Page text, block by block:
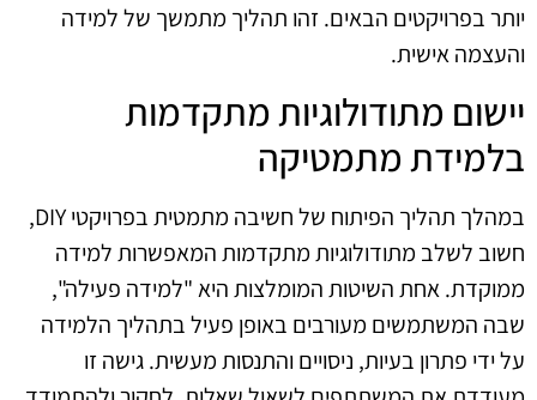
יותר בפרויקטים הבאים. זהו תהליך מתמשך של למידה
והעצמה אישית.
יישום מתודולוגיות מתקדמות
בלמידת מתמטיקה
במהלך תהליך הפיתוח של חשיבה מתמטית בפרויקטי DIY,
חשוב לשלב מתודולוגיות מתקדמות המאפשרות למידה
ממוקדת. אחת השיטות המומלצות היא "למידה פעילה",
שבה המשתמשים מעורבים באופן פעיל בתהליך הלמידה
על ידי פתרון בעיות, ניסויים והתנסות מעשית. גישה זו